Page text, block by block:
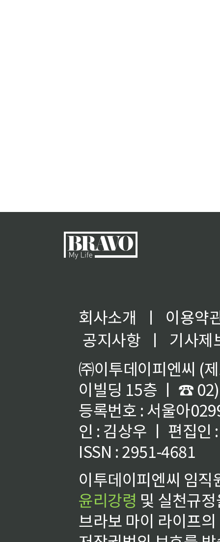
회사소개 ㅣ
이용약
공지사항
ㅣ
기사제
㈜이투데이피엔씨 (
이빌딩 15층 ㅣ ☎
등록번호 : 서울아
인 : 김상우 ㅣ 편집인
ISSN : 2951-4681
이투데이피엔씨 임
윤리강령 및 실천규
브라보 마이 라이프